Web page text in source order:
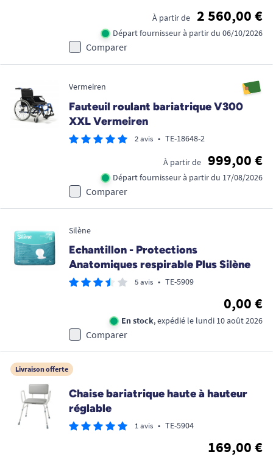
À partir de 2 560,00 €
Départ fournisseur à partir du 06/10/2026
Comparer
Vermeiren
Fauteuil roulant bariatrique V300
XXL Vermeiren
2 avis • TE-18648-2
À partir de 999,00 €
Départ fournisseur à partir du 17/08/2026
Comparer
Silène
Echantillon - Protections
Anatomiques respirable Plus Silène
5 avis • TE-5909
0,00 €
En stock, expédié le lundi 10 août 2026
Comparer
Livraison offerte
Chaise bariatrique haute à hauteur
réglable
1 avis • TE-5904
169,00 €